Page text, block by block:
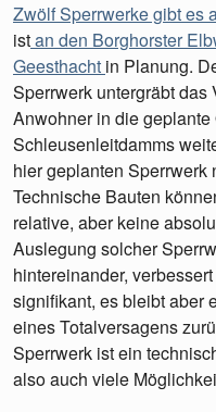
Zwölf Sperrwerke gibt es
istan den Borghorster
Geesthacht in Planung.
Sperrwerk untergräbt das
Anwohner in die geplante
Schleusenleitdamms
hier geplanten
Technische Bauten
relative, aber keine
Auslegung solcher
hintereinander,
signifikant, es bleibt aber
eines Totalversagens
Sperrwerk ist ein
also auch viele